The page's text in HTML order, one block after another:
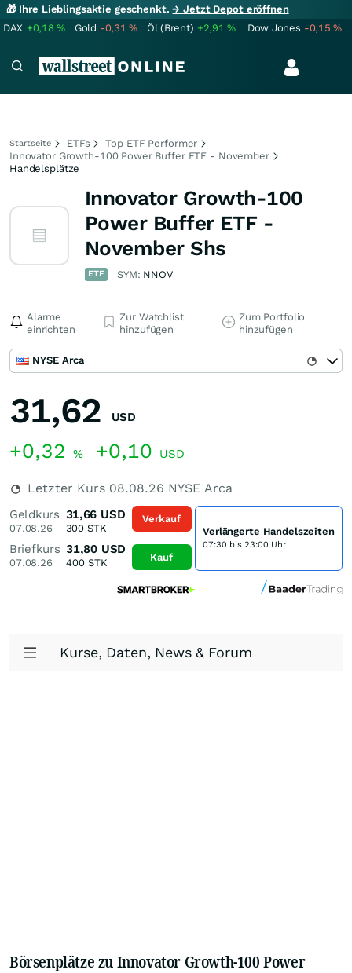
🎁 Ihre Lieblingsaktie geschenkt.→ Jetzt Depot eröffnen
DAX +0,18% Gold -0,31% Öl (Brent) +2,91% Dow Jones -0,15%
Startseite ETFs
Top ETF Performer
Innovator Growth-100 Power Buffer ETF - November
Handelsplätze
Innovator Growth-100
Power Buffer ETF -
November Shs
ETF SYM: NNOV
Alarme
einrichten
Zur Watchlist
hinzufügen
Zum Portfolio
hinzufügen
NYSE Arca
31,62 USD
+0,32 % +0,10 USD
Letzter Kurs 08.08.26 NYSE Arca
Geldkurs
07.08.26
31,66 USD
300 STK
Briefkurs
07.08.26
31,80 USD
400STK
Verkauf
Kauf
Verlängerte Handelszeiten
07:30 bis 23:00 Uhr
Kurse, Daten, News & Forum
Börsenplätze zu Innovator Growth-100 Power